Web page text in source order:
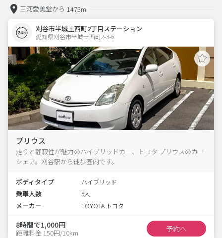
三河愛美堂から 1475m
刈谷市半城土西町2丁目ステーション
愛知県刈谷市半城土西町2-3-6
プリウス
走りと静寂性が魅力のハイブリッドカー、トヨタ プリウスのカー
シェア。刈谷駅から徒歩圏内です。
ボディタイプ ハイブリッド
乗車人数 5人
メーカー TOYOTA トヨタ
8時間で1,000円
距離料金 150円/10km 予約へ